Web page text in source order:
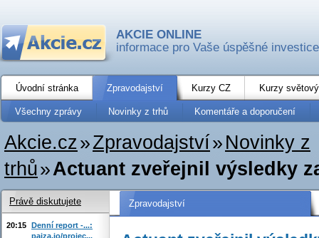
AKCIE ONLINE
informace pro Vaše úspěšné investice
Úvodní stránka Zpravodajství Kurzy CZ Kurzy
Všechny zprávy Novinky z trhů Komentáře a doporučení
Akcie.cz»Zpravodajství» Novinky z
trhů»Actuant zveřejnil výsledky
Zpravodajství
Právě diskutujete
20:15 Denní report -...:
paiza.io/projec...